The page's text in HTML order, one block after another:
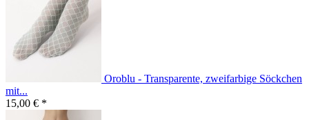
Oroblu - Transparente, zweifarbige Söckchen
mit...
15,00 € *